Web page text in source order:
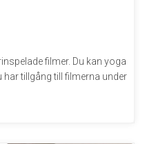
filmer. Du kan yoga
tillgång till filmerna under